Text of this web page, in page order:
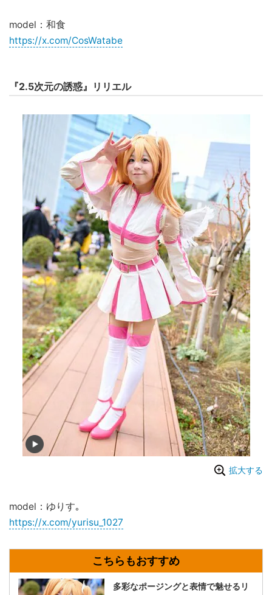
model：和食
https://x.com/CosWatabe
『2.5次元の誘惑』リリエル
拡大する
model：ゆりす｡
https://x.com/yurisu_1027
多彩なポージングと表情で魅せるリ